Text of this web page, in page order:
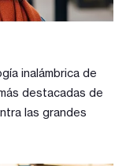
inalámbrica de
destacadas de
las grandes